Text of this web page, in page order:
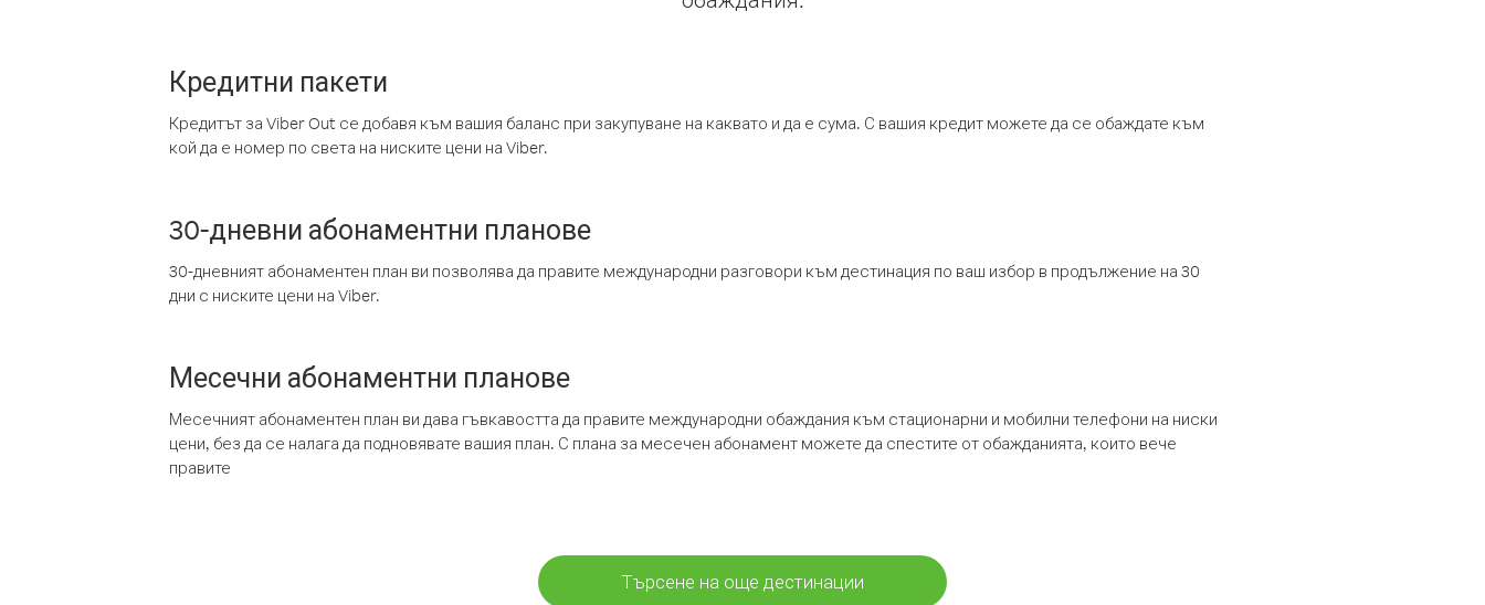
Кредитни пакети
Кредитът за Viber Out се добавя към вашия баланс при закупуване на каквато и да е сума. С вашия кредит можете да се обаждате към
кой да е номер по света на ниските цени на Viber.
30-дневни абонаментни планове
30-дневният абонаментен план ви позволява да правите международни разговори към дестинация по ваш избор в продължение на 30
дни с ниските цени на Viber.
Месечни абонаментни планове
Месечният абонаментен план ви дава гъвкавостта да правите международни обаждания към стационарни и мобилни телефони на ниски
цени, без да се налага да подновявате вашия план. С плана за месечен абонамент можете да спестите от обажданията, които вече
правите
Търсене на още дестинации